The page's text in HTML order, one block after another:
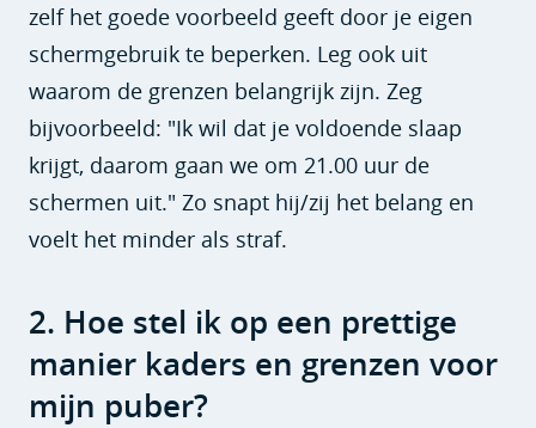
zelf het goede voorbeeld geeft door je eigen
schermgebruik te beperken. Leg ook uit
waarom de grenzen belangrijk zijn. Zeg
bijvoorbeeld: "Ik wil dat je voldoende slaap
krijgt, daarom gaan we om 21.00 uur de
schermen uit." Zo snapt hij/zij het belang en
voelt het minder als straf.
2. Hoe stel ik op een prettige
manier kaders en grenzen voor
mijn puber?